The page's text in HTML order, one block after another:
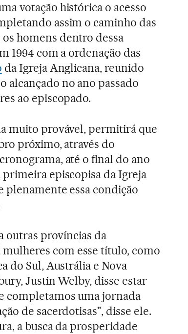
votação histórica o acesso
assim o caminho das
homens dentro dessa
1994 com a ordenação das
da Igreja Anglicana, reunido
alcançado no ano passado
ao episcopado.
muito provável, permitirá que
próximo, através do
até o final do ano
episcopisa da Igreja
plenamente essa condição
outras províncias da
com esse título, como
do Sul, Austrália e Nova
Justin Welby, disse estar
completamos uma jornada
de sacerdotisas", disse ele.
a busca da prosperidade